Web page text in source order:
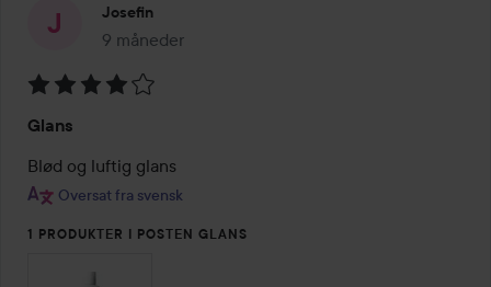
Josefin
9 måneder
Posten blev oprettet 9 måneder
4
ud
af
Glans
Blød og luftig glans
Oversat fra svensk
1 PRODUKTER I POSTEN GLANS